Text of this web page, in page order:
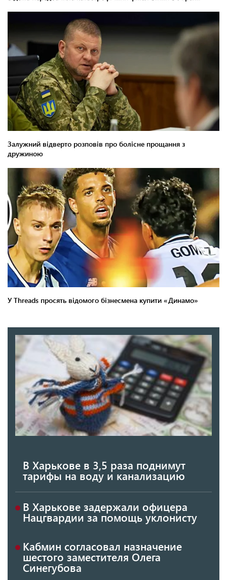
В Харькове в 3,5 раза поднимут
тарифы на воду и канализацию
В Харькове задержали офицера
Нацгвардии за помощь уклонисту
Кабмин согласовал назначение
шестого заместителя Олега
Синегубова